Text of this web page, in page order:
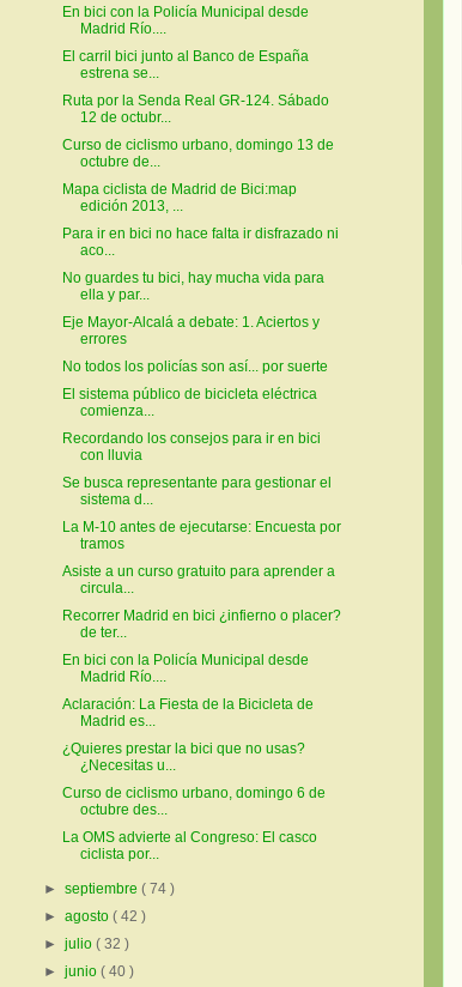
En bici con la Policía Municipal desde
Madrid Río....
El carril bici junto al Banco de España
estrena se...
Ruta por la Senda Real GR-124. Sábado
12 de octubr...
Curso de ciclismo urbano, domingo 13 de
octubre de...
Mapa ciclista de Madrid de Bici:map
edición 2013, ...
Para ir en bici no hace falta ir disfrazado ni
aco...
No guardes tu bici, hay mucha vida para
ella y par...
Eje Mayor-Alcalá a debate: 1. Aciertos y
errores
No todos los policías son así... por suerte
El sistema público de bicicleta eléctrica
comienza...
Recordando los consejos para ir en bici
con lluvia
Se busca representante para gestionar el
sistema d...
La M-10 antes de ejecutarse: Encuesta por
tramos
Asiste a un curso gratuito para aprender a
circula...
Recorrer Madrid en bici ¿infierno o placer?
de ter...
En bici con la Policía Municipal desde
Madrid Río....
Aclaración: La Fiesta de la Bicicleta de
Madrid es...
¿Quieres prestar la bici que no usas?
¿Necesitas u...
Curso de ciclismo urbano, domingo 6 de
octubre des...
La OMS advierte al Congreso: El casco
ciclista por...
►septiembre( 74 )
►agosto( 42 )
►julio( 32 )
►junio( 40 )